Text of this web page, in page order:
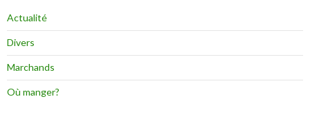
Actualité
Divers
Marchands
Où manger?